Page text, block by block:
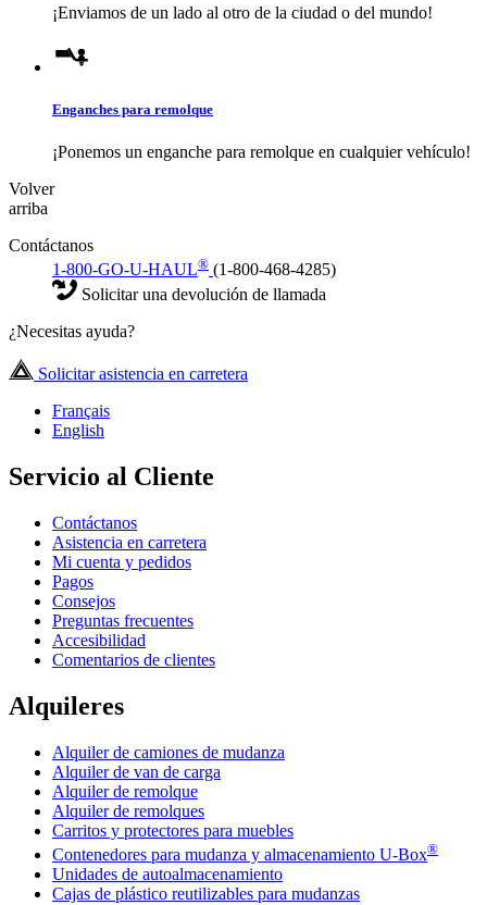
¡Enviamos de un lado al otro de la ciudad o del mundo!
Enganches para remolque
¡Ponemos un enganche para remolque en cualquier vehículo!
Volver
arriba
Contáctanos
1-800-GO-U-HAUL® (1-800-468-4285)
Solicitar una devolución de llamada
¿Necesitas ayuda?
Solicitar asistencia en carretera
Français
English
Servicio al Cliente
Contáctanos
Asistencia en carretera
Mi cuenta y pedidos
Pagos
Consejos
Preguntas frecuentes
Accesibilidad
Comentarios de clientes
Alquileres
Alquiler de camiones de mudanza
Alquiler de van de carga
Alquiler de remolque
Alquiler de remolques
Carritos y protectores para muebles
Contenedores para mudanza y almacenamiento U-Box®
Unidades de autoalmacenamiento
Cajas de plástico reutilizables para mudanzas